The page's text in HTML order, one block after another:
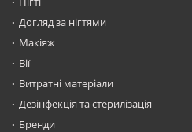
Догляд за нігтями
Макіяж
Вії
Витратні матеріали
Дезінфекція та стерилізація
Бренди